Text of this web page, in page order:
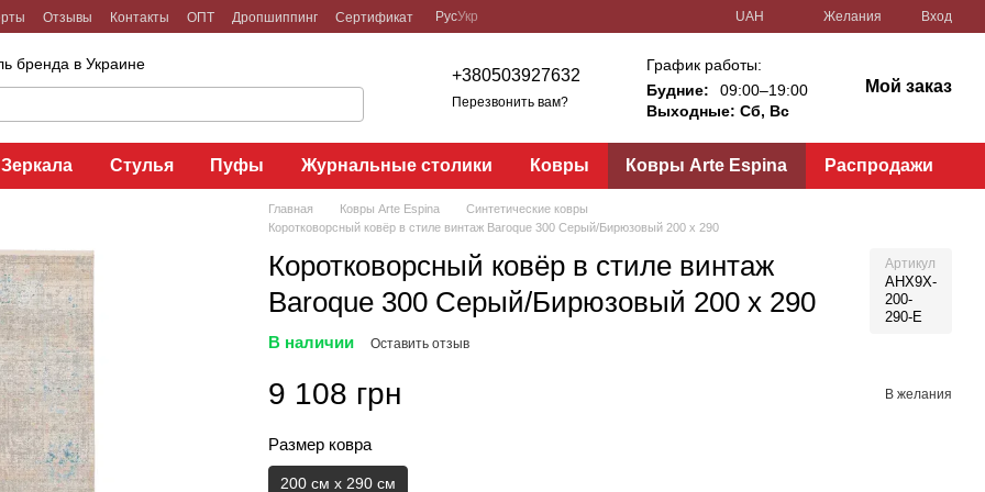
Отзывы Контакты ОПТ Дропшиппинг Сертификат РусУкр UAH Желания Вход
бренда в Украине
+380503927632
Перезвонить вам?
График работы:
Будние:
09:00–19:00
Выходные: Сб, Вс
Мой заказ
Зеркала Стулья Пуфы Журнальные столики Ковры Ковры Arte Espina Распродажи
Главная Ковры Arte Espina
Синтетические ковры
Коротковорсный ковёр в стиле винтаж Baroque 300 Серый/Бирюзовый 200 х 290
Коротковорсный ковёр в стиле винтаж
Baroque 300 Серый/Бирюзовый 200 х 290
Артикул
AHX9X-
200-
290-E
В наличии Оставить отзыв
9 108 грн В желания
Размер ковра
200 см x 290 см